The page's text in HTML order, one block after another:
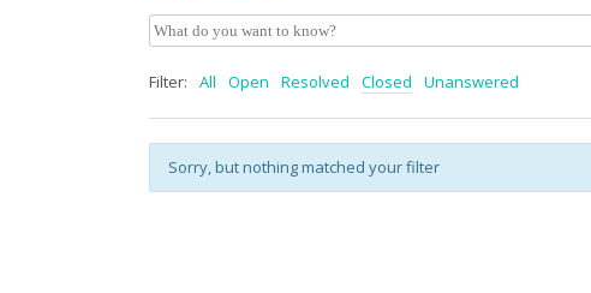
Filter: All Open Resolved Closed Unanswered
Sorry, but nothing matched your filter